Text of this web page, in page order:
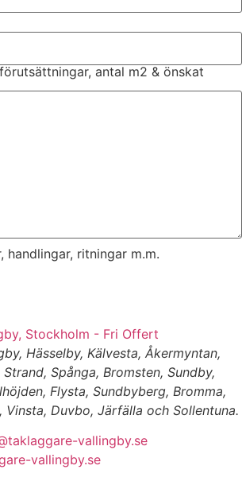
antal m2 & önskat
handlingar, ritningar m.m.
Stockholm - Fri Offert
Hässelby, Kälvesta, Åkermyntan,
Spånga, Bromsten, Sundby,
Flysta, Sundbyberg, Bromma,
Vinsta, Duvbo, Järfälla och Sollentuna.
vallingby.se
vallingby.se